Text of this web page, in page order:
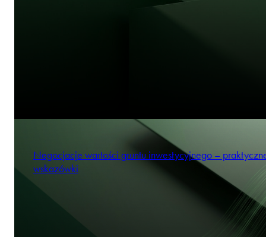
Negocjacje wartości gruntu inwestycyjnego –
wskazówki